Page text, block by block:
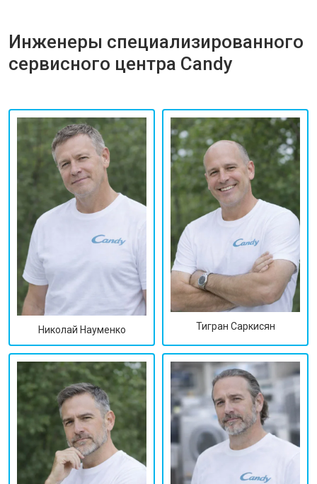
Инженеры специализированного
сервисного центра Candy
Николай Науменко Тигран Саркисян